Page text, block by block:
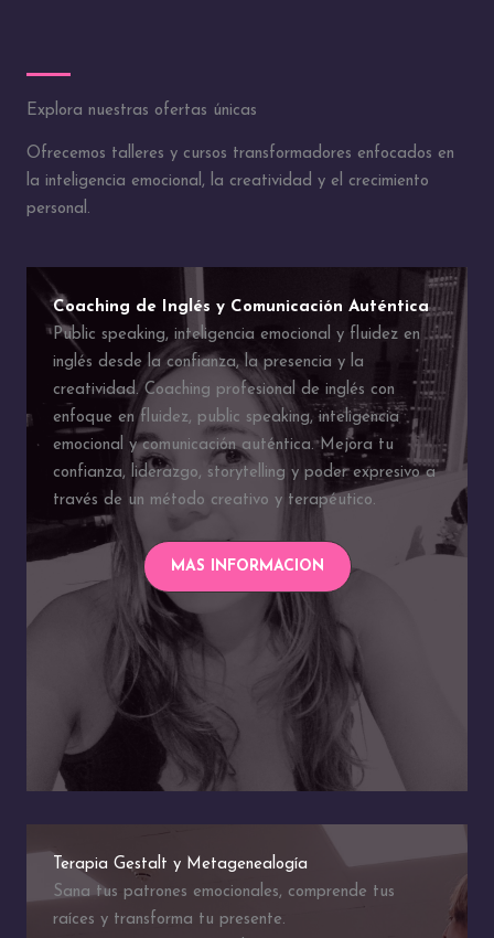
Explora nuestras ofertas únicas
Ofrecemos talleres y cursos transformadores enfocados en
la inteligencia emocional, la creatividad y el crecimiento
personal.
Coaching de Inglés y Comunicación Auténtica
Public speaking, inteligencia emocional y fluidez en
inglés desde la confianza, la presencia y la
creatividad. Coaching profesional de inglés con
enfoque en fluidez, public speaking, inteligencia
emocional y comunicación auténtica. Mejora tu
confianza, liderazgo, storytelling y poder expresivo a
través de un método creativo y terapéutico.
MAS INFORMACION
Terapia Gestalt y Metagenealogía
Sana tus patrones emocionales, comprende tus
raíces y transforma tu presente.